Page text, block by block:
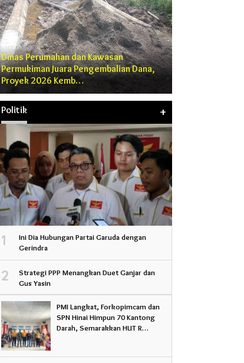
Dinas Perumahan dan Kawasan
Permukiman Juara Pengembalian Dana,
Proyek 2026 Kemb…
Politik +
1
Ini Dia Hubungan Partai Garuda dengan
Gerindra
2
Strategi PPP Menangkan Duet Ganjar dan
Gus Yasin
PMI Langkat, Forkopimcam dan
SPN Hinai Himpun 70 Kantong
Darah, Semarakkan HUT R…